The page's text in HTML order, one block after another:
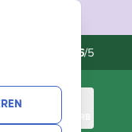
4.6/5
WARENKORB